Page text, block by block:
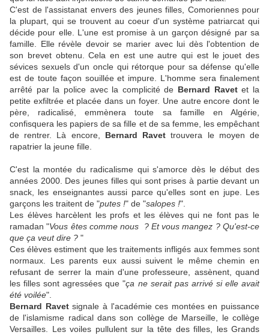
C'est de l'assistanat envers des jeunes filles, Comoriennes pour
la plupart, qui se trouvent au coeur d'un système patriarcat qui
décide pour elle. L'une est promise à un garçon désigné par sa
famille. Elle révèle devoir se marier avec lui dès l'obtention de
son brevet obtenu. Cela en est une autre qui est le jouet des
sévices sexuels d'un oncle qui rétorque pour sa défense qu'elle
est de toute façon souillée et impure. L'homme sera finalement
arrêté par la police avec la complicité de Bernard Ravetet la
petite exfiltrée et placée dans un foyer. Une autre encore dont le
père, radicalisé, emmènera toute sa famille en Algérie,
confisquera les papiers de sa fille et de sa femme, les empêchant
de rentrer. Là encore, Bernard Ravet trouvera le moyen de
rapatrier la jeune fille.
C'est la montée du radicalisme qui s'amorce dès le début des
années 2000. Des jeunes filles qui sont prises à partie devant un
snack, les enseignantes aussi parce qu'elles sont en jupe. Les
garçons les traitent de "putes !" de "salopes !".
Les élèves harcèlent les profs et les élèves qui ne font pas le
ramadan "Vous êtes comme nous ? Et vous mangez ? Qu'est-ce
que ça veut dire ? "
Ces élèves estiment que les traitements infligés aux femmes sont
normaux. Les parents eux aussi suivent le même chemin en
refusant de serrer la main d'une professeure, assènent, quand
les filles sont agressées que "ça ne serait pas arrivé si elle avait
été voilée".
Bernard Ravetsignale à l'académie ces montées en puissance
de l'islamisme radical dans son collège de Marseille, le collège
Versailles. Les voiles pullulent sur la tête des filles, les Grands